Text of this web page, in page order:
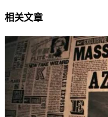
相关文章